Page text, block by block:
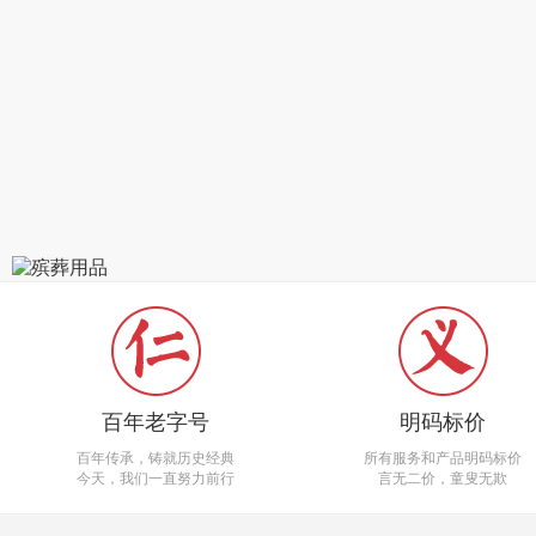
百年老字号
百年传承，铸就历史经典
今天，我们一直努力前行
明码标价
所有服务和产品明码标价
言无二价，童叟无欺